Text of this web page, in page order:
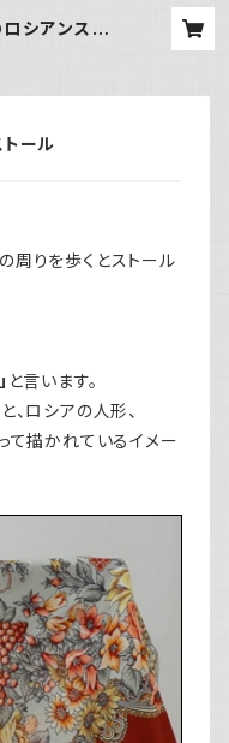
シアンスト
トール
周りを歩くとストール
と言います。
、ロシアの人形、
て描かれているイメー